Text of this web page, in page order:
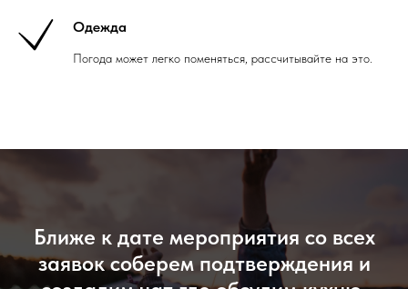
Одежда
Погода может легко поменяться, рассчитывайте на это.
Ближе к дате мероприятия со всех
заявок соберем подтверждения и